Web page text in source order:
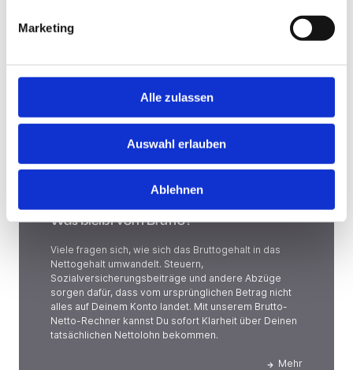
Marketing
Alle zulassen
Auswahl erlauben
Ablehnen
Hast Du keine Lust und Zeit, auf Jobbörsen jede
Stellenanzeige zu durchsuchen? Teste die "Jobsuche
Dir Jobs vorschlagen, die zu Dir passen.
Was bleibt vom Brutto?
Viele fragen sich, wie sich das Bruttogehalt in das
Nettogehalt umwandelt. Steuern,
Sozialversicherungsbeiträge und andere Abzüge
sorgen dafür, dass vom ursprünglichen Betrag nicht
alles auf Deinem Konto landet. Mit unserem Brutto-
Netto-Rechner kannst Du sofort Klarheit über Deinen
tatsächlichen Nettolohn bekommen.
Mehr
Was bleibt vom Brutto?